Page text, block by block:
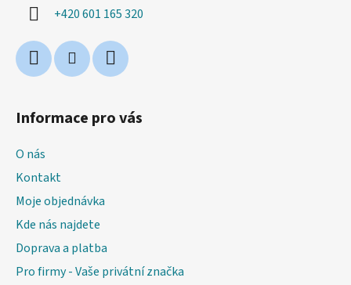
+420 601 165 320
Informace pro vás
O nás
Kontakt
Moje objednávka
Kde nás najdete
Doprava a platba
Pro firmy - Vaše privátní značka